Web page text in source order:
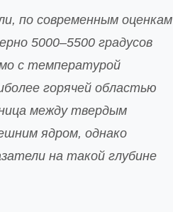
по современным оценкам
5000–5500 градусов
с температурой
горячей областью
между твердым
ядром, однако
на такой глубине